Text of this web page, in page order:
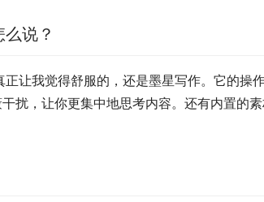
说？
让我觉得舒服的，还是墨星写作。它的操
扰，让你更集中地思考内容。还有内置的